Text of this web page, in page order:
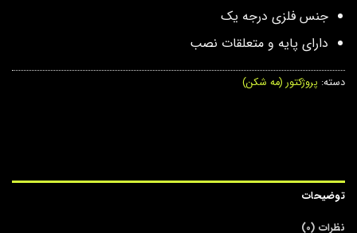
جنس فلزی درجه یک
دارای پایه و متعلقات نصب
دسته: پروژکتور (مه شکن)
توضیحات
نظرات (0)